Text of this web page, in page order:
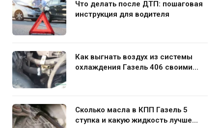
Что делать после ДТП: пошаговая
инструкция для водителя
Как выгнать воздух из системы
охлаждения Газель 406 своими
Сколько масла в КПП Газель 5
ступка и какую жидкость лучше